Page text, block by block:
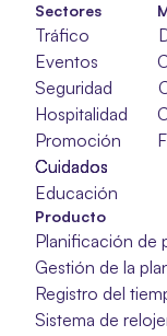
Sectores
Tráfico
Eventos
Seguridad
Hospitalidad
Promoción
Cuidados
Cuidados
Cuidados
Educación
Producto
Planificación de
Gestión de la
Registro del
Sistema de